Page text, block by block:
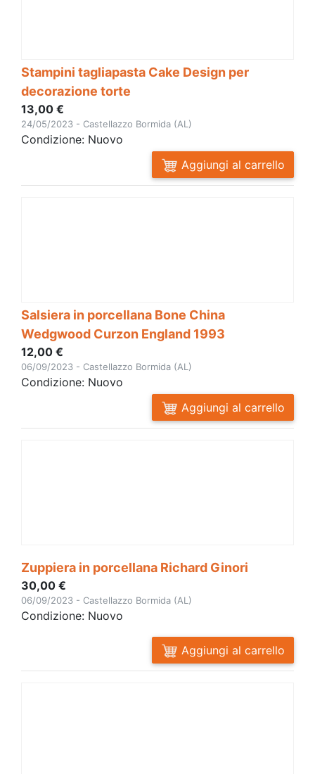
Stampini tagliapasta Cake Design per
decorazione torte
13,00 €
24/05/2023 - Castellazzo Bormida (AL)
Condizione: Nuovo
Aggiungi al carrello
Salsiera in porcellana Bone China
Wedgwood Curzon England 1993
12,00 €
06/09/2023 - Castellazzo Bormida (AL)
Condizione: Nuovo
Aggiungi al carrello
Zuppiera in porcellana Richard Ginori
30,00 €
06/09/2023 - Castellazzo Bormida (AL)
Condizione: Nuovo
Aggiungi al carrello